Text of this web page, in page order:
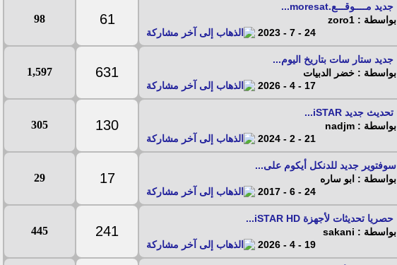
جديد مــــوقـــع.moresat...
بواسطة : zoro1
24 - 7 - 2023
61
98
جديد ستار سات بتاريخ اليوم...
بواسطة : خضر الدبيات
17 - 4 - 2026
631
1,597
تحديث جديد iSTAR...
بواسطة : nadjm
21 - 2 - 2024
130
305
سوفتوير جديد للدنكل أيكوم على...
بواسطة : ابو ساره
24 - 6 - 2017
17
29
حصريا تحديثات لأجهزة iSTAR HD...
بواسطة : sakani
19 - 4 - 2026
241
445